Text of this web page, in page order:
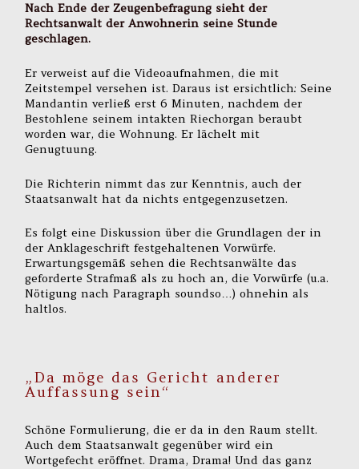
Nach Ende der Zeugenbefragung sieht der
Rechtsanwalt der Anwohnerin seine Stunde
geschlagen.
Er verweist auf die Videoaufnahmen, die mit
Zeitstempel versehen ist. Daraus ist ersichtlich: Seine
Mandantin verließ erst 6 Minuten, nachdem der
Bestohlene seinem intakten Riechorgan beraubt
worden war, die Wohnung. Er lächelt mit
Genugtuung.
Die Richterin nimmt das zur Kenntnis, auch der
Staatsanwalt hat da nichts entgegenzusetzen.
Es folgt eine Diskussion über die Grundlagen der in
der Anklageschrift festgehaltenen Vorwürfe.
Erwartungsgemäß sehen die Rechtsanwälte das
geforderte Strafmaß als zu hoch an, die Vorwürfe (u.a.
Nötigung nach Paragraph soundso…) ohnehin als
haltlos.
„Da möge das Gericht anderer
Auffassung sein“
Schöne Formulierung, die er da in den Raum stellt.
Auch dem Staatsanwalt gegenüber wird ein
Wortgefecht eröffnet. Drama, Drama! Und das ganz